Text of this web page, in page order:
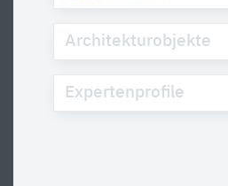
Architekturobjekte
Expertenprofile